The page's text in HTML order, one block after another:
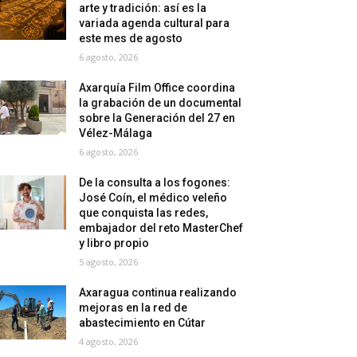
arte y tradición: así es la
variada agenda cultural para
este mes de agosto
6 agosto, 2026
Axarquía Film Office coordina
la grabación de un documental
sobre la Generación del 27 en
Vélez-Málaga
6 agosto, 2026
De la consulta a los fogones:
José Coín, el médico veleño
que conquista las redes,
embajador del reto MasterChef
y libro propio
5 agosto, 2026
Axaragua continua realizando
mejoras en la red de
abastecimiento en Cútar
4 agosto, 2026